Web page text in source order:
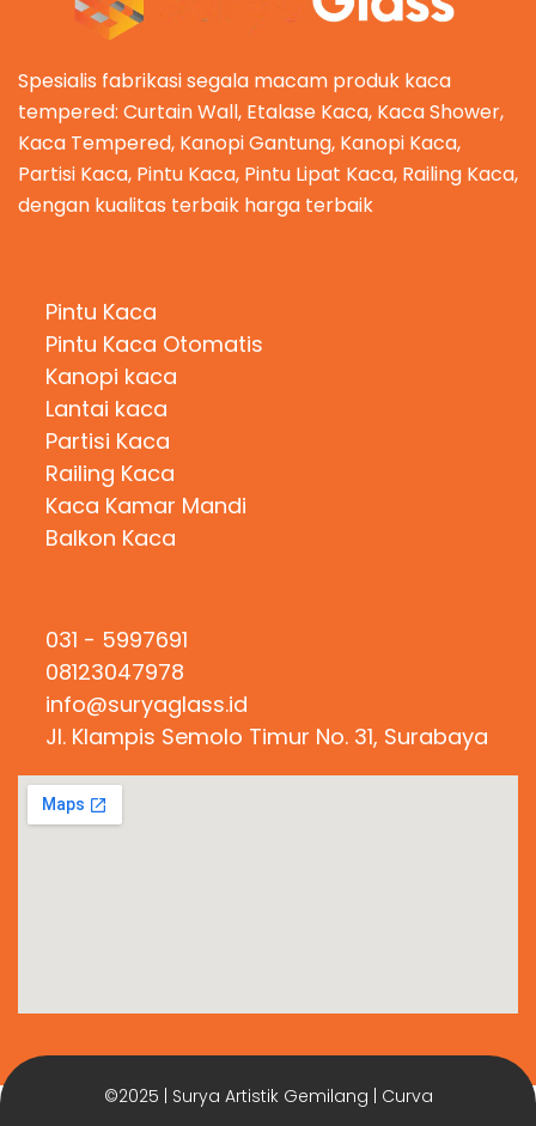
Spesialis fabrikasi segala macam produk kaca
tempered: Curtain Wall, Etalase Kaca, Kaca Shower,
Kaca Tempered, Kanopi Gantung, Kanopi Kaca,
Partisi Kaca, Pintu Kaca, Pintu Lipat Kaca, Railing Kaca,
dengan kualitas terbaik harga terbaik
Pintu Kaca
Pintu Kaca Otomatis
Kanopi kaca
Lantai kaca
Partisi Kaca
Railing Kaca
Kaca Kamar Mandi
Balkon Kaca
031 - 5997691
08123047978
info@suryaglass.id
Jl. Klampis Semolo Timur No. 31, Surabaya
©2025 | Surya Artistik Gemilang | Curva